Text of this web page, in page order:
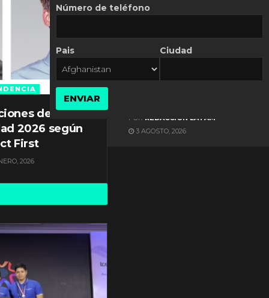
de
2026 según
First
2026
ES NOTICIA
POR REDACCIÓN LATAM
3 AGOSTO, 2026
Número de teléfono
Pais Ciudad
ENVIAR